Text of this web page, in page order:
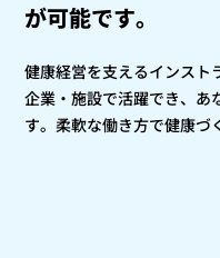
が可能です。
健康経営を支えるインスト
企業・施設で活躍でき、あ
す。柔軟な働き方で健康づ